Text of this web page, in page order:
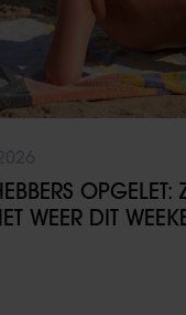
OPGELET:
WEER DIT